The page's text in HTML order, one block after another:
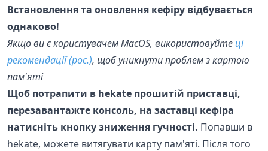
Встановлення та оновлення кефіру відбувається
однаково!
Якщо ви є користувачем MacOS, використовуйте ці
рекомендації (рос.), щоб уникнути проблем з картою
пам'яті
Щоб потрапити в hekate прошитій приставці,
перезавантажте консоль, на заставці кефіра
натисніть кнопку зниження гучності. Попавши в
hekate, можете витягувати карту пам'яті. Після того